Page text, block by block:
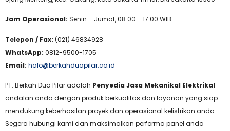
Jam Operasional: Senin – Jumat, 08.00 – 17.00 WIB
Telepon / Fax: (021) 46834928
WhatsApp: 0812-9500-1705
Email: halo@berkahduapilar.co.id
PT. Berkah Dua Pilar adalah Penyedia Jasa Mekanikal Elektrikal
andalan anda dengan produk berkualitas dan layanan yang siap
mendukung keberhasilan proyek dan operasional kelistrikan anda.
Segera hubungi kami dan maksimalkan performa panel anda